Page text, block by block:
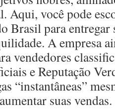
Aqui, você pode
Brasil para entregar
A empresa
vendedores
e Reputação
“instantâneas”
suas vendas.